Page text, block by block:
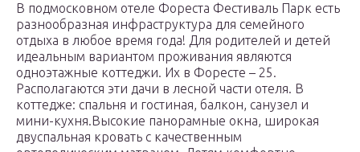
В подмосковном отеле Фореста Фестиваль Парк есть
разнообразная инфраструктура для семейного
отдыха в любое время года! Для родителей и детей
идеальным вариантом проживания являются
одноэтажные коттеджи. Их в Форесте – 25.
Располагаются эти дачи в лесной части отеля. В
коттедже: спальня и гостиная, балкон, санузел и
мини-кухня.Высокие панорамные окна, широкая
двуспальная кровать с качественным